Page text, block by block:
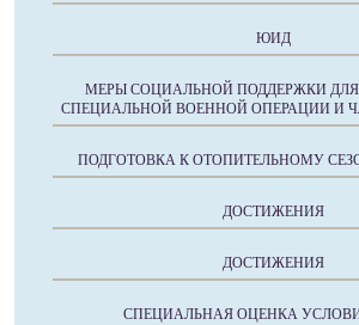
ЮИД
МЕРЫ СОЦИАЛЬНОЙ ПОДДЕРЖКИ
СПЕЦИАЛЬНОЙ ВОЕННОЙ ОПЕРАЦИИ И
ПОДГОТОВКА К ОТОПИТЕЛЬНОМУ
ДОСТИЖЕНИЯ
ДОСТИЖЕНИЯ
СПЕЦИАЛЬНАЯ ОЦЕНКА